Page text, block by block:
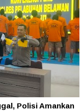
Polisi Amankan